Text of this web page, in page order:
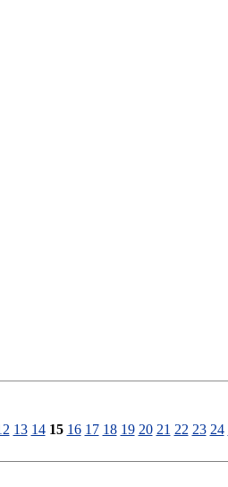
13 14 15 16 17 18 19 20 21 22 23 24